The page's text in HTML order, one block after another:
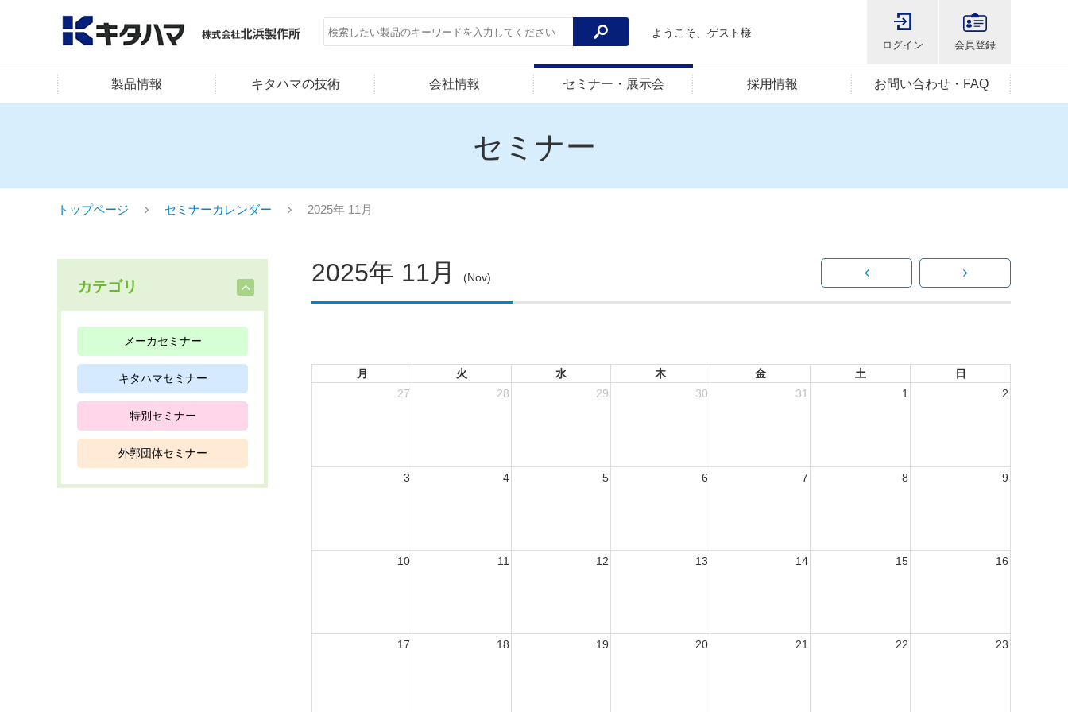
ようこそ、ゲスト様
ログイン 会員登録
製品情報 キタハマの技術 会社情報 セミナー・展示会 採用情報 お問い合わせ・FAQ
セミナー
トップページ セミナーカレンダー 2025年 11月
カテゴリ
メーカセミナー
キタハマセミナー
特別セミナー
外郭団体セミナー
2025年 11月 (Nov)
月 火 水 木 金 土
日
27
28 29 30 31 1 2
3 4 5 6 7 8 9
10 11 12 13 14 15 16
17 18 19 20 21 22 23